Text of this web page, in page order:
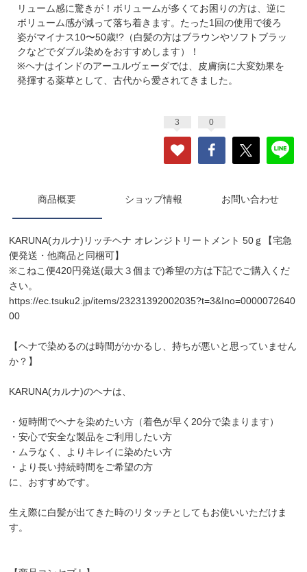
リューム感に驚きが！ボリュームが多くてお困りの方は、逆に
ボリューム感が減って落ち着きます。たった1回の使用で後ろ
姿がマイナス10〜50歳!?（白髪の方はブラウンやソフトブラッ
クなどでダブル染めをおすすめします）！
※ヘナはインドのアーユルヴェーダでは、皮膚病に大変効果を
発揮する薬草として、古代から愛されてきました。
3 0
商品概要 ショップ情報 お問い合わせ
KARUNA(カルナ)リッチヘナ オレンジトリートメント 50ｇ【宅急
便発送・他商品と同梱可】
※こねこ便420円発送(最大３個まで)希望の方は下記でご購入くだ
さい。
https://ec.tsuku2.jp/items/23231392002035?t=3&Ino=0000072640
00
【ヘナで染めるのは時間がかかるし、持ちが悪いと思っていません
か？】
KARUNA(カルナ)のヘナは、
・短時間でヘナを染めたい方（着色が早く20分で染まります）
・安心で安全な製品をご利用したい方
・ムラなく、よりキレイに染めたい方
・より長い持続時間をご希望の方
に、おすすめです。
生え際に白髪が出てきた時のリタッチとしてもお使いいただけま
す。